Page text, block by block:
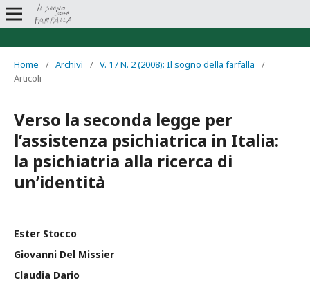
Home / Archivi / V. 17 N. 2 (2008): Il sogno della farfalla
/
Articoli
Verso la seconda legge per
l’assistenza psichiatrica in Italia:
la psichiatria alla ricerca di
un’identità
Ester Stocco
Giovanni Del Missier
Claudia Dario